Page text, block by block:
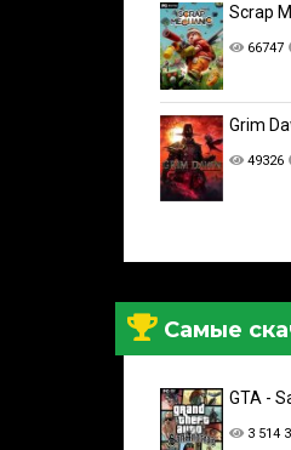
Scrap
66747
Grim
49326
Самые
GTA -
3 514